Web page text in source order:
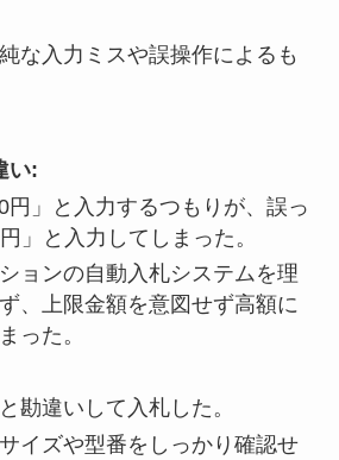
な入力ミスや誤操作によるも
い:
円」と入力するつもりが、誤っ
」と入力してしまった。
ョンの自動入札システムを理
、上限金額を意図せず高額に
った。
勘違いして入札した。
イズや型番をしっかり確認せ